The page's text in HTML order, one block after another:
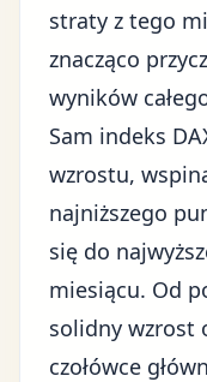
straty z tego
znacząco
wyników
Sam indeks
wzrostu,
najniższego
się do
miesiącu. Od
solidny wzrost
czołówce